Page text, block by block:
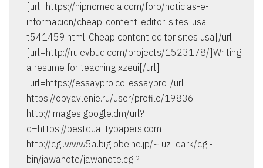
[url=https://hipnomedia.com/foro/noticias-e-
informacion/cheap-content-editor-sites-usa-
t541459.html]Cheap content editor sites usa[/url]
[url=http://ru.evbud.com/projects/1523178/]Writing
a resume for teaching xzeui[/url]
[url=https://essaypro.co]essaypro[/url]
https://obyavlenie.ru/user/profile/19836
http://images.google.dm/url?
q=https://bestqualitypapers.com
http://cgi.www5a.biglobe.ne.jp/~luz_dark/cgi-
bin/jawanote/jawanote.cgi?